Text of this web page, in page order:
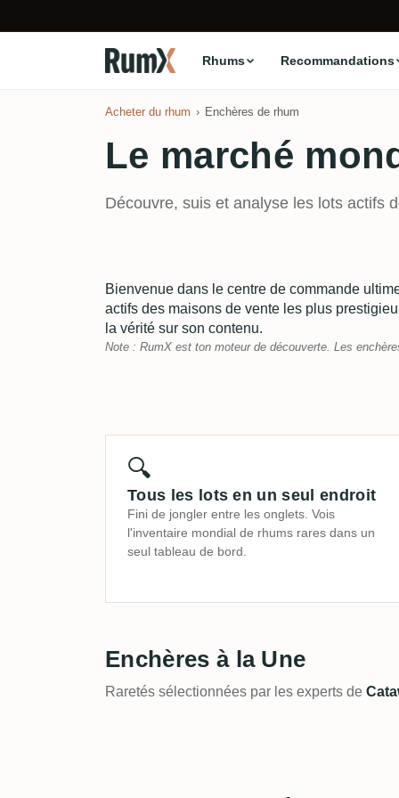
Rhums Recommandations
Acheter du rhum Enchères de rhum
Le marché
Découvre, suis et analyse les lots actifs
Bienvenue dans le centre de commande
actifs des maisons de vente les plus
la vérité sur son contenu.
Note : RumX est ton moteur de découverte. Les
🔍
Tous les lots en un seul endroit
Fini de jongler entre les onglets. Vois
l'inventaire mondial de rhums rares dans un
seul tableau de bord.
Enchères à la Une
Raretés sélectionnées par les experts de